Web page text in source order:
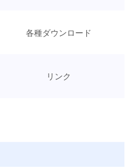
各種ダウンロード
リンク